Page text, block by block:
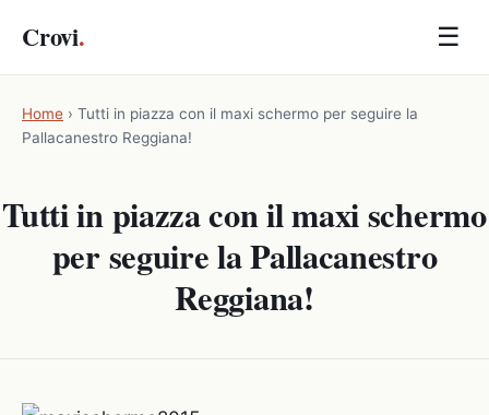
Crovi. ☰
Home › Tutti in piazza con il maxi schermo per seguire la
Pallacanestro Reggiana!
Tutti in piazza con il maxi schermo
per seguire la Pallacanestro
Reggiana!